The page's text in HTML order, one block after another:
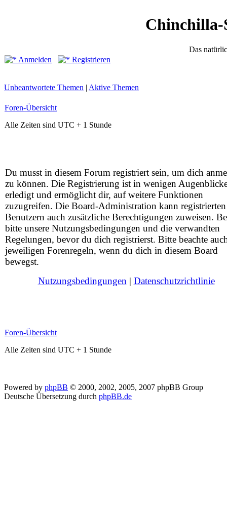
Chinchilla-
Das
Anmelden
Registrieren
Unbeantwortete Themen | Aktive Themen
Foren-Übersicht
Alle Zeiten sind UTC + 1 Stunde
Du musst in diesem Forum registriert sein, um dich
zu können. Die Registrierung ist in wenigen
erledigt und ermöglicht dir, auf weitere Funktionen
zuzugreifen. Die Board-Administration kann registrierten
Benutzern auch zusätzliche Berechtigungen zuweisen.
bitte unsere Nutzungsbedingungen und die verwandten
Regelungen, bevor du dich registrierst. Bitte beachte
jeweiligen Forenregeln, wenn du dich in diesem Board
bewegst.
Nutzungsbedingungen | Datenschutzrichtlinie
Foren-Übersicht
Alle Zeiten sind UTC + 1 Stunde
Powered by phpBB © 2000, 2002, 2005, 2007 phpBB Group
Deutsche Übersetzung durch phpBB.de